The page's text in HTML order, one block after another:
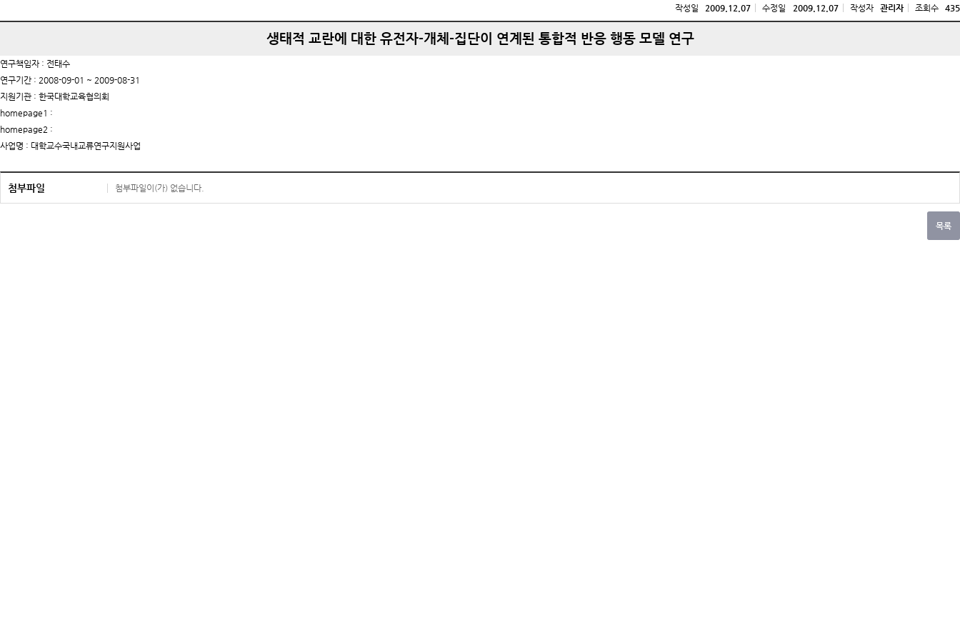
작성일 2009.12.07 수정일 2009.12.07 작성자 관리자 조회수 435
생태적 교란에 대한 유전자-개체-집단이 연계된 통합적 반응 행동 모델 연구
연구책임자 : 전태수
연구기간 : 2008-09-01 ~ 2009-08-31
지원기관 : 한국대학교육협의회
homepage1 :
homepage2 :
사업명 : 대학교수국내교류연구지원사업
첨부파일 첨부파일이(가) 없습니다.